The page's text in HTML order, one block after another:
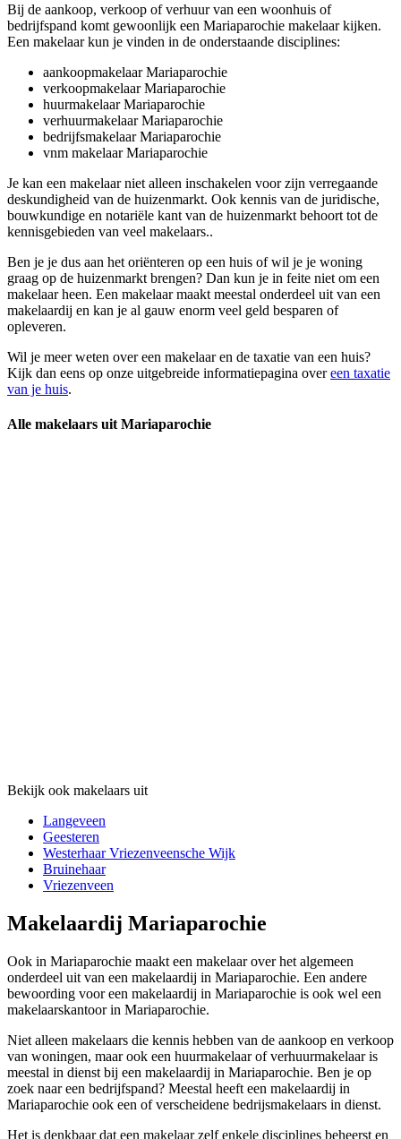
Bij de aankoop, verkoop of verhuur van een woonhuis of
bedrijfspand komt gewoonlijk een Mariaparochie makelaar kijken.
Een makelaar kun je vinden in de onderstaande disciplines:
aankoopmakelaar Mariaparochie
verkoopmakelaar Mariaparochie
huurmakelaar Mariaparochie
verhuurmakelaar Mariaparochie
bedrijfsmakelaar Mariaparochie
vnm makelaar Mariaparochie
Je kan een makelaar niet alleen inschakelen voor zijn verregaande
deskundigheid van de huizenmarkt. Ook kennis van de juridische,
bouwkundige en notariële kant van de huizenmarkt behoort tot de
kennisgebieden van veel makelaars..
Ben je je dus aan het oriënteren op een huis of wil je je woning
graag op de huizenmarkt brengen? Dan kun je in feite niet om een
makelaar heen. Een makelaar maakt meestal onderdeel uit van een
makelaardij en kan je al gauw enorm veel geld besparen of
opleveren.
Wil je meer weten over een makelaar en de taxatie van een huis?
Kijk dan eens op onze uitgebreide informatiepagina overeen taxatie
van je huis.
Alle makelaars uit Mariaparochie
Bekijk ook makelaars uit
Langeveen
Geesteren
Westerhaar Vriezenveensche Wijk
Bruinehaar
Vriezenveen
Makelaardij Mariaparochie
Ook in Mariaparochie maakt een makelaar over het algemeen
onderdeel uit van een makelaardij in Mariaparochie. Een andere
bewoording voor een makelaardij in Mariaparochie is ook wel een
makelaarskantoor in Mariaparochie.
Niet alleen makelaars die kennis hebben van de aankoop en verkoop
van woningen, maar ook een huurmakelaar of verhuurmakelaar is
meestal in dienst bij een makelaardij in Mariaparochie. Ben je op
zoek naar een bedrijfspand? Meestal heeft een makelaardij in
Mariaparochie ook een of verscheidene bedrijsmakelaars in dienst.
Het is denkbaar dat een makelaar zelf enkele disciplines beheerst en